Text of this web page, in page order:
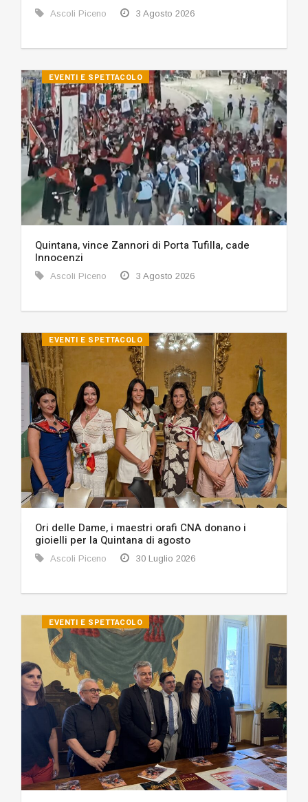
Ascoli Piceno 3 Agosto 2026
EVENTI E SPETTACOLO
Quintana, vince Zannori di Porta Tufilla, cade
Innocenzi
Ascoli Piceno 3 Agosto 2026
EVENTI E SPETTACOLO
Ori delle Dame, i maestri orafi CNA donano i
gioielli per la Quintana di agosto
Ascoli Piceno 30 Luglio 2026
EVENTI E SPETTACOLO